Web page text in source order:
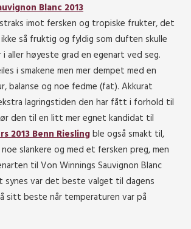
Blanc 2013
imot fersken og tropiske frukter, det
så fruktig og fyldig som duften skulle
i aller høyeste grad en egenart ved seg.
i smakene men mer dempet med en
balanse og noe fedme (fat). Akkurat
lagringstiden den har fått i forhold til
den til en litt mer egnet kandidat til
2013 Benn Rieslingble også smakt til,
slankere og med et fersken preg, men
til Von Winnings Sauvignon Blanc
synes var det beste valget til dagens
sitt beste når temperaturen var på